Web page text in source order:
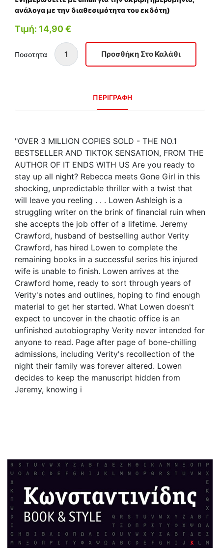
ανάλογα με την διαθεσιμότητα του εκδότη)
Τιμή: 14,90 €
Ποσοτητα
ΠΕΡΙΓΡΑΦΗ
"OVER 3 MILLION COPIES SOLD - THE NO.1
BESTSELLER AND TIKTOK SENSATION, FROM THE
AUTHOR OF IT ENDS WITH US Are you ready to
stay up all night? Rebecca meets Gone Girl in this
shocking, unpredictable thriller with a twist that
will leave you reeling . . . Lowen Ashleigh is a
struggling writer on the brink of financial ruin when
she accepts the job offer of a lifetime. Jeremy
Crawford, husband of bestselling author Verity
Crawford, has hired Lowen to complete the
remaining books in a successful series his injured
wife is unable to finish. Lowen arrives at the
Crawford home, ready to sort through years of
Verity's notes and outlines, hoping to find enough
material to get her started. What Lowen doesn't
expect to uncover in the chaotic office is an
unfinished autobiography Verity never intended for
anyone to read. Page after page of bone-chilling
admissions, including Verity's recollection of the
night their family was forever altered. Lowen
decides to keep the manuscript hidden from
Jeremy, knowing i